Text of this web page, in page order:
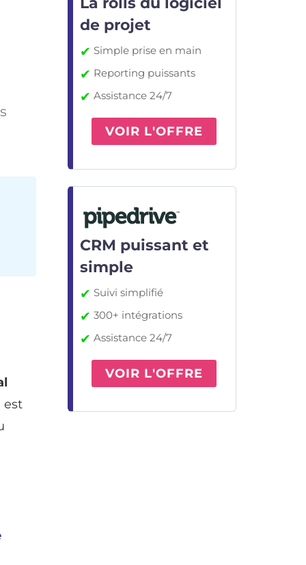
est
de projet
✔ Simple prise en main
✔ Reporting puissants
✔ Assistance 24/7
VOIR L'OFFRE
CRM puissant et
simple
✔ Suivi simplifié
✔ 300+ intégrations
✔ Assistance 24/7
VOIR L'OFFRE